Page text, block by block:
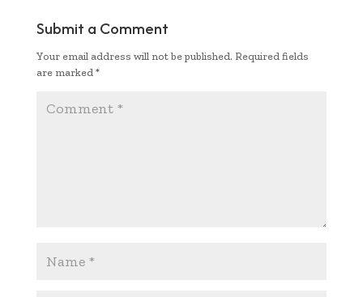
oo
k
r
A
p
p
k
Submit a Comment
Your email address will not be published. Required fields
are marked *